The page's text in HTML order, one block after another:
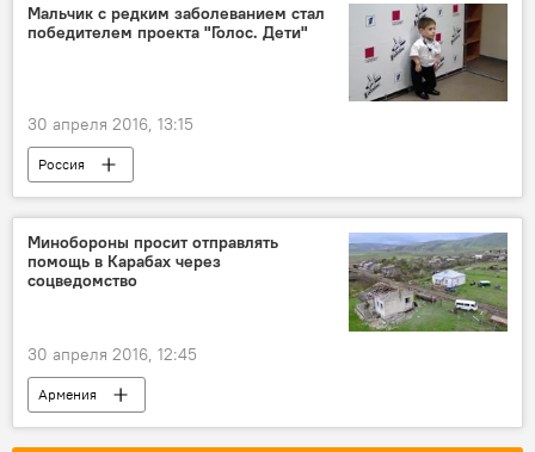
Мальчик с редким заболеванием стал
победителем проекта "Голос. Дети"
30 апреля 2016, 13:15
Россия
Минобороны просит отправлять
помощь в Карабах через
соцведомство
30 апреля 2016, 12:45
Армения